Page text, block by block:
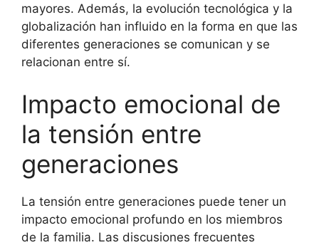
mayores. Además, la evolución tecnológica y la
globalización han influido en la forma en que las
diferentes generaciones se comunican y se
relacionan entre sí.
Impacto emocional de
la tensión entre
generaciones
La tensión entre generaciones puede tener un
impacto emocional profundo en los miembros
de la familia. Las discusiones frecuentes